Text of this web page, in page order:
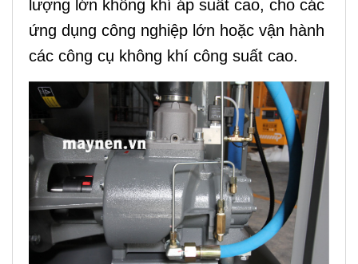
lượng lớn không khí áp suất cao, cho các
ứng dụng công nghiệp lớn hoặc vận hành
các công cụ không khí công suất cao.